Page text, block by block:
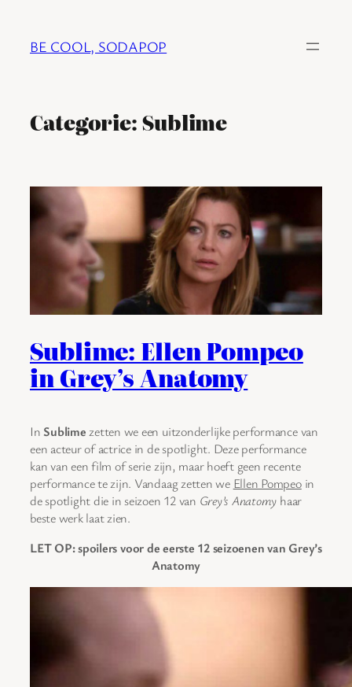
BE COOL, SODAPOP
Categorie:Sublime
Sublime: Ellen Pompeo
in Grey’s Anatomy
In Sublimezetten we een uitzonderlijke performance van
een acteur of actrice in de spotlight. Deze performance
kan van een film of serie zijn, maar hoeft geen recente
performance te zijn. Vandaag zetten we Ellen Pompeoin
de spotlight die in seizoen 12 van Grey’s Anatomy haar
beste werk laat zien.
LET OP: spoilers voor de eerste 12 seizoenen van Grey’s
Anatomy